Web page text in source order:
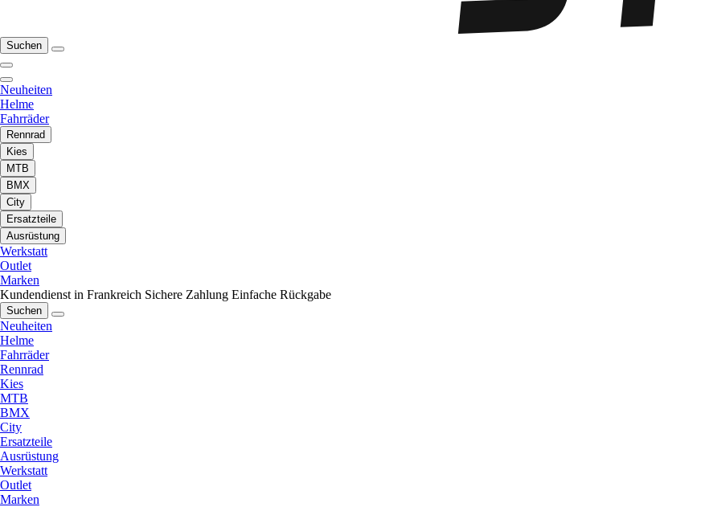
Suchen
Neuheiten
Helme
Fahrräder
Rennrad
Kies
MTB
BMX
City
Ersatzteile
Ausrüstung
Werkstatt
Outlet
Marken
Kundendienst in Frankreich Sichere Zahlung Einfache Rückgabe
Suchen
Neuheiten
Helme
Fahrräder
Rennrad
Kies
MTB
BMX
City
Ersatzteile
Ausrüstung
Werkstatt
Outlet
Marken